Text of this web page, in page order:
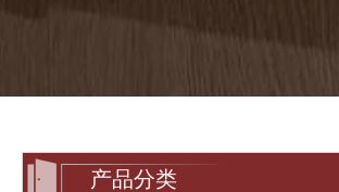
产品分类